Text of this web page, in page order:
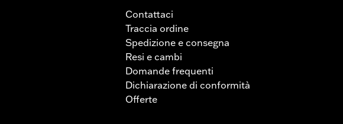
Contattaci
Traccia ordine
Spedizione e consegna
Resi e cambi
Domande frequenti
Dichiarazione di conformità
Offerte